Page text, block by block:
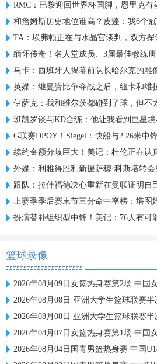
RMC：巴黎迎回世界杯国脚，恩里克
和詹姆斯历史地位谁高？皮蓬：我6个
TA：埃弗顿正在与水晶宫谈判，双方探讨
缅怀传奇！名人堂成员、3届最佳教练
马卡：西班牙人揭幕前队长哈尔克的雕
英媒：继曼赞比争夺战之后，纽卡和维
伊萨克：我和维尔茨都碰到了球，但不
班凯罗谈与KD合练：他让我看到巨星
G联赛DPOY！Siegel：快船与2.26米中
续约金额分歧巨大！美记：杜伦正在认
外媒：利雅得胜利新援萨穆·科斯塔转
跟队：拉什福德决心重新在曼联证明自己
上赛季季后赛末节三分命中率榜：塔图
扮演替补组织型中锋！美记：76人有可
篮球录像
2026年08月09日女篮热身赛第2场 中国女
2026年08月08日 亚洲大学生篮球联赛半决赛 政
2026年08月08日 亚洲大学生篮球联赛半决赛 清
2026年08月07日女篮热身赛第1场 中国女
2026年08月04日国青男篮热身赛 中国U18男篮 -